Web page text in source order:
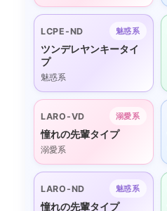
LCPE-ND 魅惑系
ツンデレヤンキータイ
プ
魅惑系
LARO-VD 溺愛系
憧れの先輩タイプ
溺愛系
LARO-ND 魅惑系
憧れの先輩タイプ